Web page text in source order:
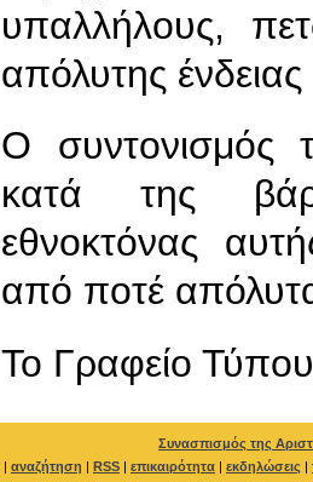
υπαλλήλους,
απόλυτης
Ο
κατά της
εθνοκτόνας
από ποτέ
To Γραφείο Τύπου
Συνασπισμός της
| αναζήτηση | RSS | επικαιρότητα | εκδηλώσεις |